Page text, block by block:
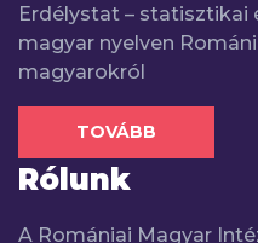
Erdélystat – statisztikai
magyar nyelven
magyarokról
TOVÁBB
Rólunk
A Romániai Magyar